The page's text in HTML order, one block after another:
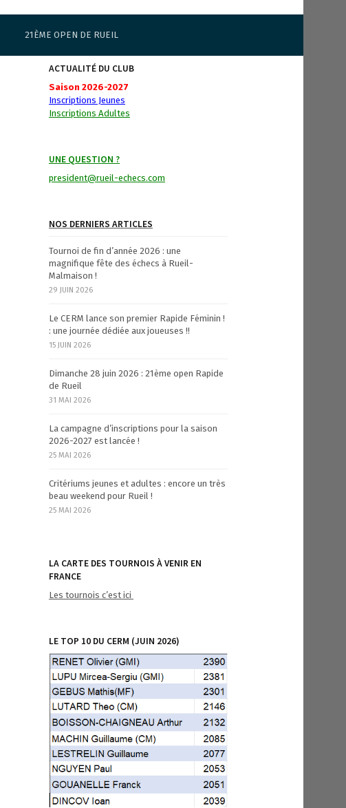
21ÈME OPEN DE RUEIL
ACTUALITÉ DU CLUB
Saison 2026-2027
Inscriptions Jeunes
Inscriptions Adultes
UNE QUESTION ?
president@rueil-echecs.com
NOS DERNIERS ARTICLES
Tournoi de fin d’année 2026 : une
magnifique fête des échecs à Rueil-
Malmaison !
29 JUIN 2026
Le CERM lance son premier Rapide Féminin !
: une journée dédiée aux joueuses !!
15 JUIN 2026
Dimanche 28 juin 2026 : 21ème open Rapide
de Rueil
31 MAI 2026
La campagne d’inscriptions pour la saison
2026-2027 est lancée !
25 MAI 2026
Critériums jeunes et adultes : encore un très
beau weekend pour Rueil !
25 MAI 2026
LA CARTE DES TOURNOIS À VENIR EN
FRANCE
Les tournois c’est ici
LE TOP 10 DU CERM (JUIN 2026)